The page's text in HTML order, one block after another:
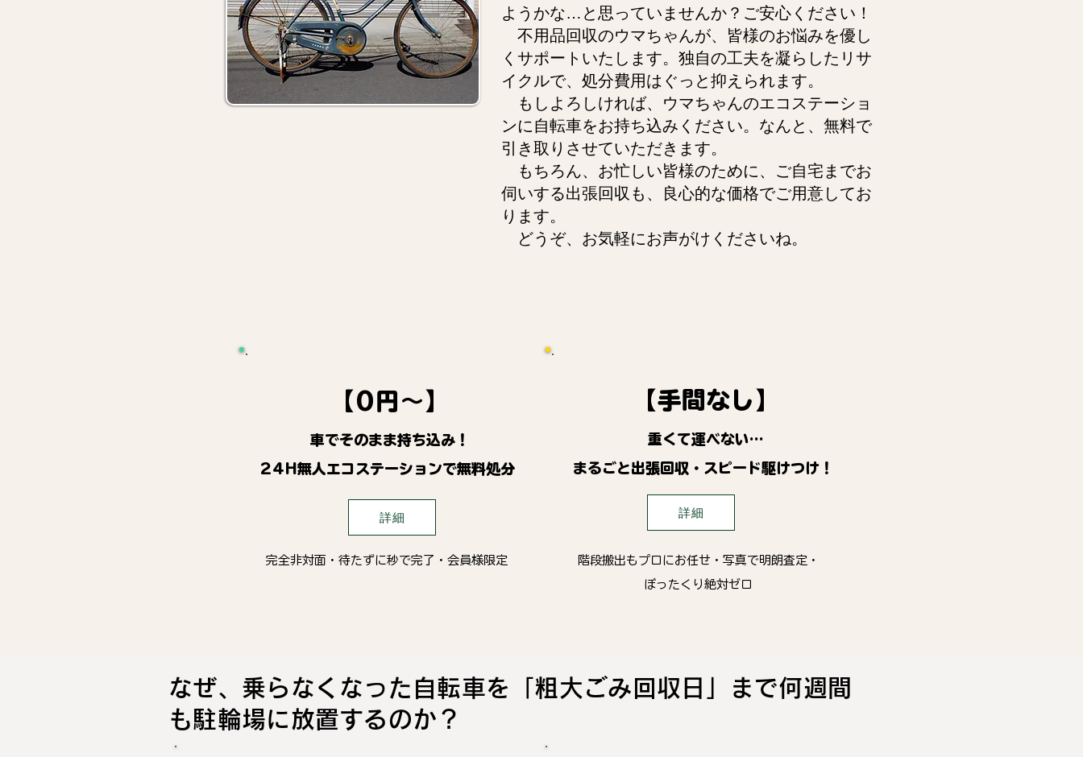
ようかな…と思っていませんか？ご安心ください！
不用品回収のウマちゃんが、皆様のお悩みを優し
くサポートいたします。独自の工夫を凝らしたリサ
イクルで、処分費用はぐっと抑えられます。
もしよろしければ、ウマちゃんのエコステーショ
ンに自転車をお持ち込みください。なんと、無料で
引き取りさせていただきます。
もちろん、お忙しい皆様のために、ご自宅までお
伺いする出張回収も、良心的な価格でご用意してお
ります。
どうぞ、お気軽にお声がけくださいね。
【0円～】
車でそのまま持ち込み！
24H無人エコステーションで無料処分
詳細
完全非対面・待たずに秒で完了・会員様限定
【手間なし】
重くて運べない…
まるごと出張回収・スピード駆けつけ！
詳細
階段搬出もプロにお任せ・写真で明朗査定・
ぼったくり絶対ゼロ
なぜ、乗らなくなった自転車を「粗大ごみ回収日」まで何週間
も駐輪場に放置するのか？